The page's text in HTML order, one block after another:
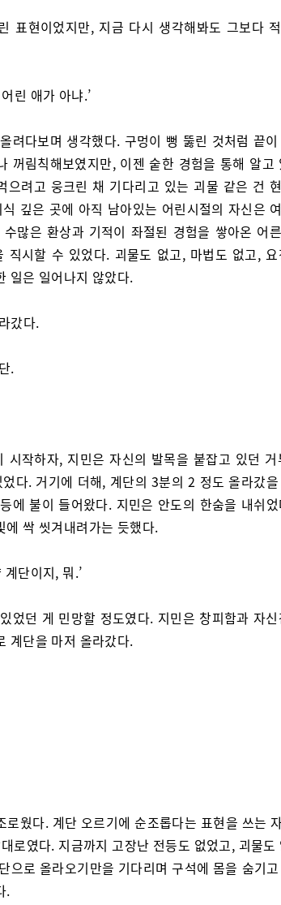
표현이었지만, 지금 다시 생각해봐도 그보다
린 애가 아냐.’
려다보며 생각했다. 구멍이 뻥 뚫린 것처럼 끝
꺼림칙해보였지만, 이젠 숱한 경험을 통해 알고
으려고 웅크린 채 기다리고 있는 괴물 같은 건
깊은 곳에 아직 남아있는 어린시절의 자신은
많은 환상과 기적이 좌절된 경험을 쌓아온 어
직시할 수 있었다. 괴물도 없고, 마법도 없고,
일은 일어나지 않았다.
갔다.
.
시작하자, 지민은 자신의 발목을 붙잡고 있던
다. 거기에 더해, 계단의 3분의 2 정도 올라갔
에 불이 들어왔다. 지민은 안도의 한숨을 내쉬
에 싹 씻겨내려가는 듯했다.
계단이지, 뭐.’
었던 게 민망할 정도였다. 지민은 창피함과 자
계단을 마저 올라갔다.
로웠다. 계단 오르기에 순조롭다는 표현을 쓰는
로였다. 지금까지 고장난 전등도 없었고, 괴물도
으로 올라오기만을 기다리며 구석에 몸을 숨기
.